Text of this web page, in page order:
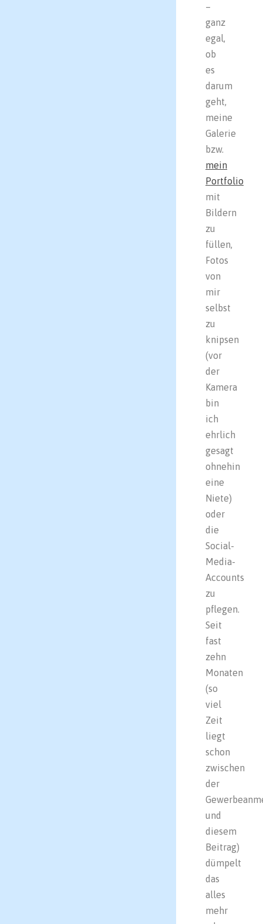
–
ganz
egal,
ob
es
darum
geht,
meine
Galerie
bzw.
mein
Portfolio
mit
Bildern
zu
füllen,
Fotos
von
mir
selbst
zu
knipsen
(vor
der
Kamera
bin
ich
ehrlich
gesagt
ohnehin
eine
Niete)
oder
die
Social-
Media-
Accounts
zu
pflegen.
Seit
fast
zehn
Monaten
(so
viel
Zeit
liegt
schon
zwischen
der
und
diesem
Beitrag)
dümpelt
das
alles
mehr